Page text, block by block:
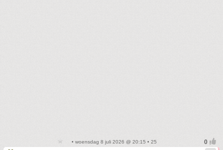
• woensdag 8 juli 2026 @ 20:15 • 25